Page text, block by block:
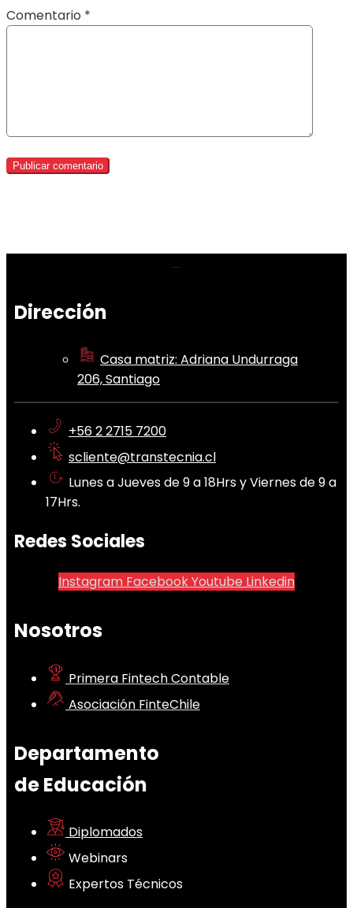
Comentario *
Dirección
Casa matriz: Adriana Undurraga
206, Santiago
+56 2 2715 7200
scliente@transtecnia.cl
Lunes a Jueves de 9 a 18Hrs y Viernes de 9 a
17Hrs.
Redes Sociales
Instagram FacebookYoutube Linkedin
Nosotros
Primera Fintech Contable
Asociación FinteChile
Departamento
de Educación
Diplomados
Webinars
Expertos Técnicos